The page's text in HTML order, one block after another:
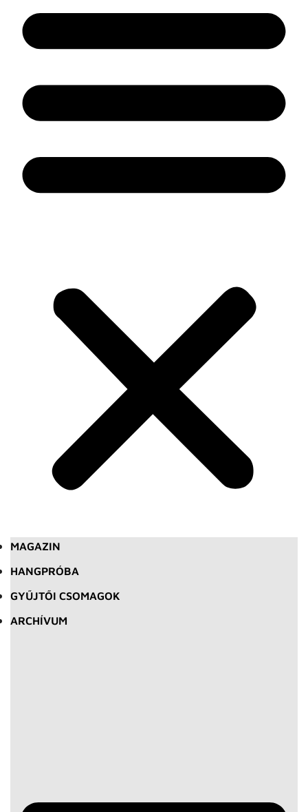
MAGAZIN
HANGPRÓBA
GYŰJTŐI CSOMAGOK
ARCHÍVUM